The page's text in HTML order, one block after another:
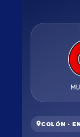
COLÓN ·